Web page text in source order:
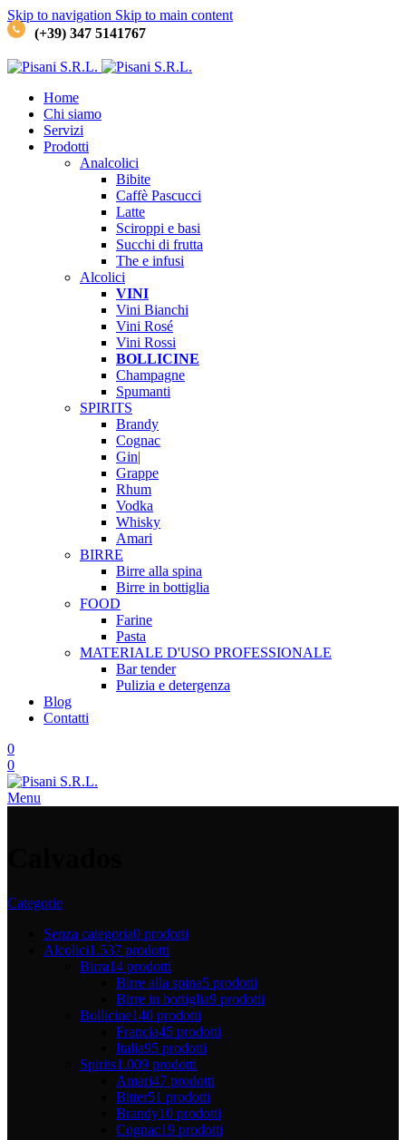
Skip to navigation Skip to main content
(+39) 347 5141767
Home
Chi siamo
Servizi
Prodotti
Analcolici
Bibite
Caffè Pascucci
Latte
Sciroppi e basi
Succhi di frutta
The e infusi
Alcolici
VINI
Vini Bianchi
Vini Rosé
Vini Rossi
BOLLICINE
Champagne
Spumanti
SPIRITS
Brandy
Cognac
Gin|
Grappe
Rhum
Vodka
Whisky
Amari
BIRRE
Birre alla spina
Birre in bottiglia
FOOD
Farine
Pasta
MATERIALE D'USO PROFESSIONALE
Bar tender
Pulizia e detergenza
Blog
Contatti
0
0
Menu
Categorie
Senza categoria0 prodotti
Alcolici1.537 prodotti
Birra14 prodotti
Birre alla spina5 prodotti
Birre in bottiglia9 prodotti
Bollicine140 prodotti
Francia45 prodotti
Italia95 prodotti
Spirits1.009 prodotti
Amari47 prodotti
Bitter51 prodotti
Brandy10 prodotti
Cognac19 prodotti